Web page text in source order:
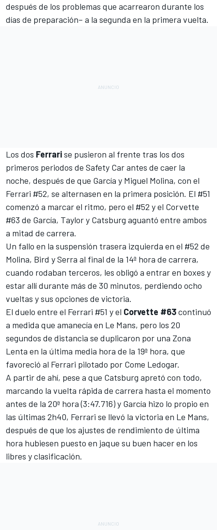
después de los problemas que acarrearon durante los
días de preparación– a la segunda en la primera vuelta.
Los dos Ferrarise pusieron al frente tras los dos
primeros periodos de Safety Car antes de caer la
noche, después de que García y Miguel Molina, con el
Ferrari #52, se alternasen en la primera posición. El #51
comenzó a marcar el ritmo, pero el #52 y el Corvette
#63 de García, Taylor y Catsburg aguantó entre ambos
a mitad de carrera.
Un fallo en la suspensión trasera izquierda en el #52 de
Molina, Bird y Serra al final de la 14ª hora de carrera,
cuando rodaban terceros, les obligó a entrar en boxes y
estar allí durante más de 30 minutos, perdiendo ocho
vueltas y sus opciones de victoria.
El duelo entre el Ferrari #51 y el Corvette #63continuó
a medida que amanecía en Le Mans, pero los 20
segundos de distancia se duplicaron por una Zona
Lenta en la última media hora de la 19ª hora, que
favoreció al Ferrari pilotado por Come Ledogar.
A partir de ahí, pese a que Catsburg apretó con todo,
marcando la vuelta rápida de carrera hasta el momento
antes de la 20ª hora (3:47.716) y García hizo lo propio en
las últimas 2h40, Ferrari se llevó la victoria en Le Mans,
después de que los ajustes de rendimiento de última
hora hubiesen puesto en jaque su buen hacer en los
libres y clasificación.